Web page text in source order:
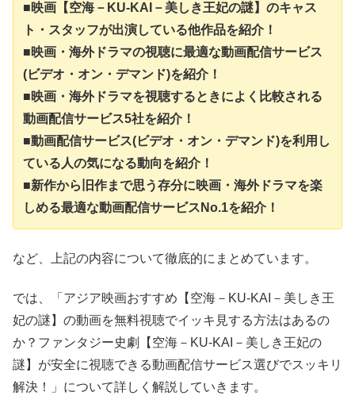
■映画【空海－KU-KAI－美しき王妃の謎】のキャス
ト・スタッフが出演している他作品を紹介！
■映画・海外ドラマの視聴に最適な動画配信サービス
(ビデオ・オン・デマンド)を紹介！
■映画・海外ドラマを視聴するときによく比較される
動画配信サービス5社を紹介！
■動画配信サービス(ビデオ・オン・デマンド)を利用し
ている人の気になる動向を紹介！
■新作から旧作まで思う存分に映画・海外ドラマを楽
しめる最適な動画配信サービスNo.1を紹介！
など、上記の内容について徹底的にまとめています。
では、「アジア映画おすすめ【空海－KU-KAI－美しき王
妃の謎】の動画を無料視聴でイッキ見する方法はあるの
か？ファンタジー史劇【空海－KU-KAI－美しき王妃の
謎】が安全に視聴できる動画配信サービス選びでスッキリ
解決！」について詳しく解説していきます。